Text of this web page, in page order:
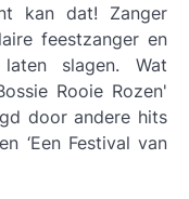
kan dat! Zanger
feestzanger en
slagen. Wat
Rooie Rozen'
door andere hits
‘Een Festival van